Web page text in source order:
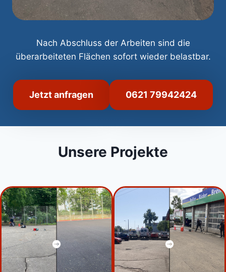
Nach Abschluss der Arbeiten sind die
überarbeiteten Flächen sofort wieder belastbar.
Jetzt anfragen 0621 79942424
Unsere Projekte